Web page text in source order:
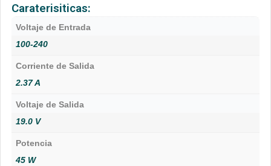
Caraterisiticas:
Voltaje de Entrada
100-240
Corriente de Salida
2.37 A
Voltaje de Salida
19.0 V
Potencia
45 W